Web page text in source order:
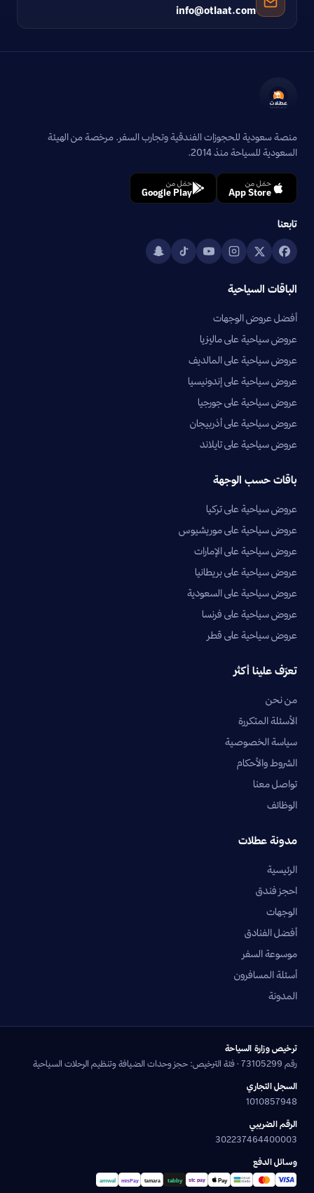
info@otlaat.com
منصة سعودية للحجوزات الفندقية وتجارب السفر. مرخصة من الهيئة
السعودية للسياحة منذ 2014.
حمّل من
App Store
حمّل من
Google Play
تابعنا
الباقات السياحية
أفضل عروض الوجهات
عروض سياحية على ماليزيا
عروض سياحية على المالديف
عروض سياحية على إندونيسيا
عروض سياحية على جورجيا
عروض سياحية على أذربيجان
عروض سياحية على تايلاند
باقات حسب الوجهة
عروض سياحية على تركيا
عروض سياحية على موريشيوس
عروض سياحية على الإمارات
عروض سياحية على بريطانيا
عروض سياحية على السعودية
عروض سياحية على فرنسا
عروض سياحية على قطر
تعرّف علينا أكثر
من نحن
الأسئلة المتكررة
سياسة الخصوصية
الشروط والأحكام
تواصل معنا
الوظائف
مدونة عطلات
الرئيسية
احجز فندق
الوجهات
أفضل الفنادق
موسوعة السفر
أسئلة المسافرون
المدونة
ترخيص وزارة السياحة
رقم 73105299 · فئة الترخيص: حجز وحدات الضيافة وتنظيم الرحلات السياحية
السجل التجاري
1010857948
الرقم الضريبي
302237464400003
وسائل الدفع